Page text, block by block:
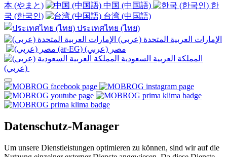
本 (やまと)
中国 (中国語)
한
국 (한국인)
台湾 (中国語)
ประเทศไทย (ไทย)
Datenschutz-Manager
Um unsere Dienstleistungen optimieren zu können, sind wir auf die